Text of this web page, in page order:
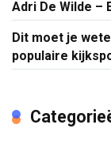
Adri De Wilde –
Dit moet je
populaire